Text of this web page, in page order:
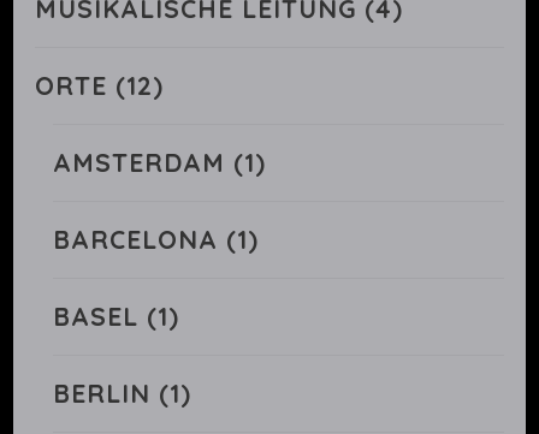
MUSIKALISCHE LEITUNG (4)
ORTE (12)
AMSTERDAM (1)
BARCELONA (1)
BASEL (1)
BERLIN (1)